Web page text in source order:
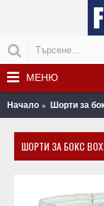
МЕНЮ
Начало Шорти за
ШОРТИ ЗА БОКС